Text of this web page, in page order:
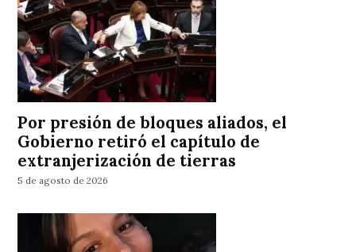
Por presión de bloques aliados, el
Gobierno retiró el capítulo de
extranjerización de tierras
5 de agosto de 2026